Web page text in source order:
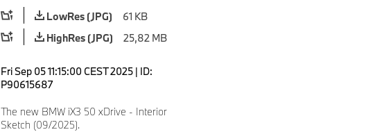
LowRes (JPG)
61 KB
HighRes (JPG)
25,82 MB
Fri Sep 05 11:15:00 CEST 2025 | ID:
P90615687
The new BMW iX3 50 xDrive - Interior
Sketch (09/2025).